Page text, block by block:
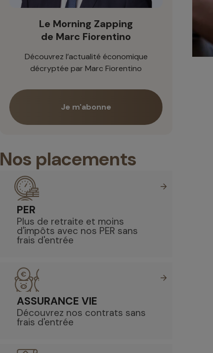
Le Morning Zapping
de Marc Fiorentino
Découvrez l’actualité économique
décryptée par Marc Fiorentino
Je m'abonne
Nos placements
PER
Plus de retraite et moins
d'impôts avec nos PER sans
frais d'entrée
ASSURANCE VIE
Découvrez nos contrats sans
frais d'entrée